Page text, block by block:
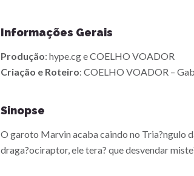
Informações Gerais
Produção: hype.cg e COELHO VOADOR
Criação e Roteiro: COELHO VOADOR –
Sinopse
O garoto Marvin acaba caindo no Tria?ngulo
draga?ociraptor, ele tera? que desvendar